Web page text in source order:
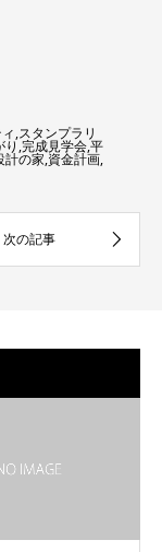
,スタンプラリ
り,完成見学会,平
計の家,資金計画,